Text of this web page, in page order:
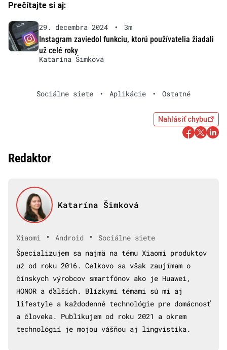
Prečítajte si aj:
29. decembra 2024 •
3m
Instagram zaviedol funkciu, ktorú používatelia žiadali
už celé roky
Katarína Šimková
Sociálne siete • Aplikácie • Ostatné
Nahlásiť chybu
Redaktor
Katarína Šimková
Xiaomi • Android •
Sociálne siete
Špecializujem sa najmä na tému Xiaomi produktov
už od roku 2016. Celkovo sa však zaujímam o
čínskych výrobcov smartfónov ako je Huawei,
HONOR a ďalších. Blízkymi témami sú mi aj
lifestyle a každodenné technológie pre domácnosť
a človeka. Publikujem od roku 2021 a okrem
technológií je mojou vášňou aj lingvistika.